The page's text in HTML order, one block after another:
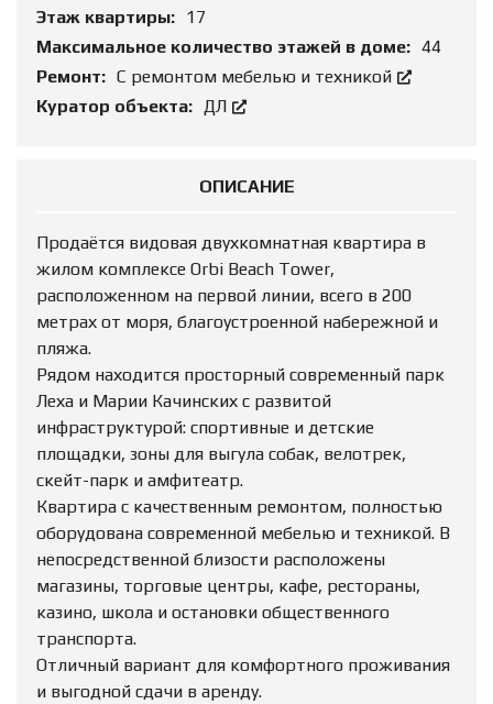
Этаж квартиры: 17
Максимальное количество этажей в доме: 44
Ремонт: С ремонтом мебелью и техникой
Куратор объекта: ДЛ
ОПИСАНИЕ
Продаётся видовая двухкомнатная квартира в
жилом комплексе Orbi Beach Tower,
расположенном на первой линии, всего в 200
метрах от моря, благоустроенной набережной и
пляжа.
Рядом находится просторный современный парк
Леха и Марии Качинских с развитой
инфраструктурой: спортивные и детские
площадки, зоны для выгула собак, велотрек,
скейт-парк и амфитеатр.
Квартира с качественным ремонтом, полностью
оборудована современной мебелью и техникой. В
непосредственной близости расположены
магазины, торговые центры, кафе, рестораны,
казино, школа и остановки общественного
транспорта.
Отличный вариант для комфортного проживания
и выгодной сдачи в аренду.